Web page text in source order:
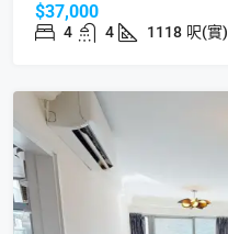
$37,000
4 4 1118 呎(實)